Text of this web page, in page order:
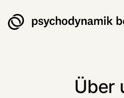
Psychodynamik Berlin
Über